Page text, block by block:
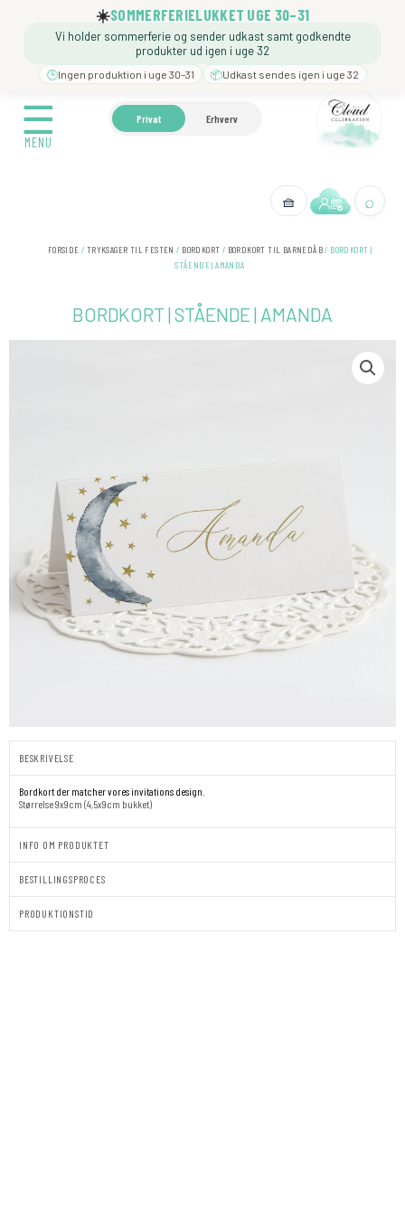
☀️SOMMERFERIELUKKET UGE 30–31
Vi holder sommerferie og sender udkast samt godkendte
produkter ud igen i uge 32
🕒Ingen produktion i uge 30–31 📦Udkast sendes igen i uge 32
☰
MENU
Privat Erhverv
🧺 ⌕
☰
MENU
🍼 BARNEDÅB ❓️ BESØG
FORSIDE / TRYKSAGER TIL FESTEN / BORDKORT / BORDKORT TIL BARNEDÅB/ BORDKORT |
STÅENDE | AMANDA
BORDKORT | STÅENDE | AMANDA
BESKRIVELSE
Bordkort der matcher vores invitations design.
Størrelse 9x9cm (4,5x9cm bukket)
INFO OM PRODUKTET
BESTILLINGSPROCES
PRODUKTIONSTID